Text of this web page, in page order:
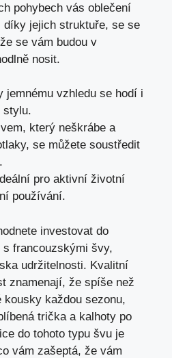
pohybech vás oblečení
díky jejich struktuře, se se
se vám budou v
nosit.
jemnému vzhledu se hodí i
stylu.
který neškrábe a
se můžete soustředit
pro aktivní životní
používání.
investovat do
francouzskými švy,
udržitelnosti. Kvalitní
znamenají, že spíše než
kousky každou sezonu,
trička a kalhoty po
do tohoto typu švu je
vám zašeptá, že vám